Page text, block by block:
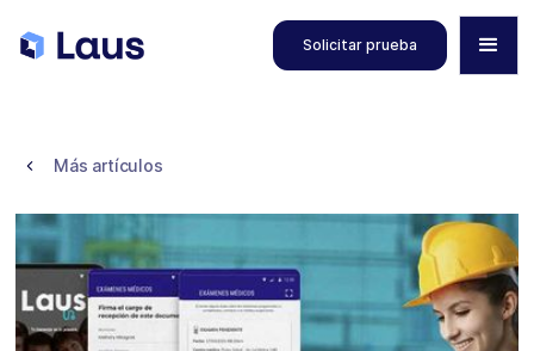
Solicitar prueba
Más artículos